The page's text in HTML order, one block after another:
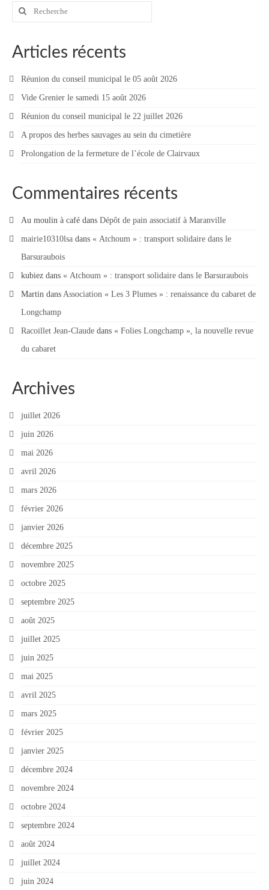
Rechercher
Articles récents
Réunion du conseil municipal le 05 août 2026
Vide Grenier le samedi 15 août 2026
Réunion du conseil municipal le 22 juillet 2026
A propos des herbes sauvages au sein du cimetière
Prolongation de la fermeture de l’école de Clairvaux
Commentaires récents
Au moulin à café dans Dépôt de pain associatif à Maranville
mairie10310lsa dans « Atchoum » : transport solidaire dans le
Barsuraubois
kubiez dans « Atchoum » : transport solidaire dans le Barsuraubois
Martin dans Association « Les 3 Plumes » : renaissance du cabaret de
Longchamp
Racoillet Jean-Claude dans « Folies Longchamp », la nouvelle revue
du cabaret
Archives
juillet 2026
juin 2026
mai 2026
avril 2026
mars 2026
février 2026
janvier 2026
décembre 2025
novembre 2025
octobre 2025
septembre 2025
août 2025
juillet 2025
juin 2025
mai 2025
avril 2025
mars 2025
février 2025
janvier 2025
décembre 2024
novembre 2024
octobre 2024
septembre 2024
août 2024
juillet 2024
juin 2024